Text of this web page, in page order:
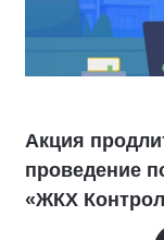
Акция
проведение
«ЖКХ